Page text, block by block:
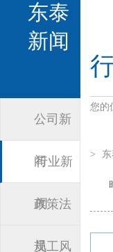
东泰
新闻
公司新
闻
行业新
闻
政策法
规
员工风
您的
>